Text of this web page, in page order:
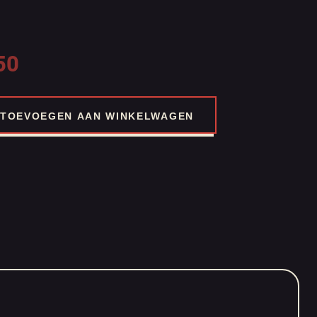
TOEVOEGEN AAN WINKELWAGEN